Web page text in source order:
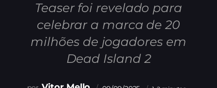
Teaser foi revelado para
celebrar a marca de 20
milhões de jogadores em
Dead Island 2